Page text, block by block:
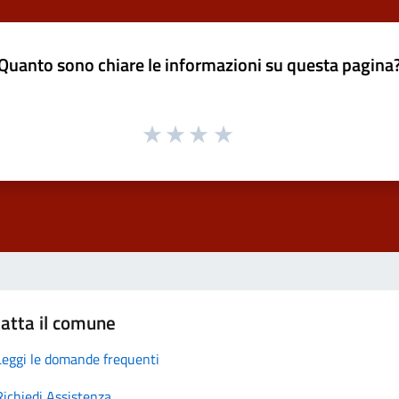
sono chiare le informazioni su questa
il comune
le domande frequenti